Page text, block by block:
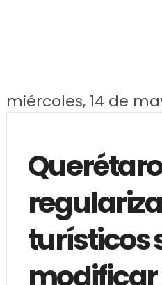
miércoles, 14 de
turísticos
modificar